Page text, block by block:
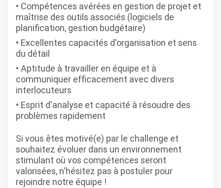
Compétences avérées en gestion de projet et
maîtrise des outils associés (logiciels de
planification, gestion budgétaire)
Excellentes capacités d'organisation et sens
du détail
Aptitude à travailler en équipe et à
communiquer efficacement avec divers
interlocuteurs
Esprit d'analyse et capacité à résoudre des
problèmes rapidement
Si vous êtes motivé(e) par le challenge et
souhaitez évoluer dans un environnement
stimulant où vos compétences seront
valorisées, n'hésitez pas à postuler pour
rejoindre notre équipe !